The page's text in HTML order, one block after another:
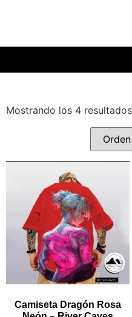
Mostrando los 4 resultados
Camiseta Dragón Rosa